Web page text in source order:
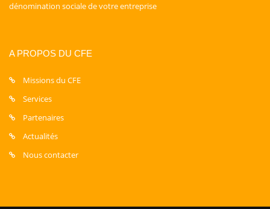
dénomination sociale de votre entreprise
A PROPOS DU CFE
Missions du CFE
Services
Partenaires
Actualités
Nous contacter